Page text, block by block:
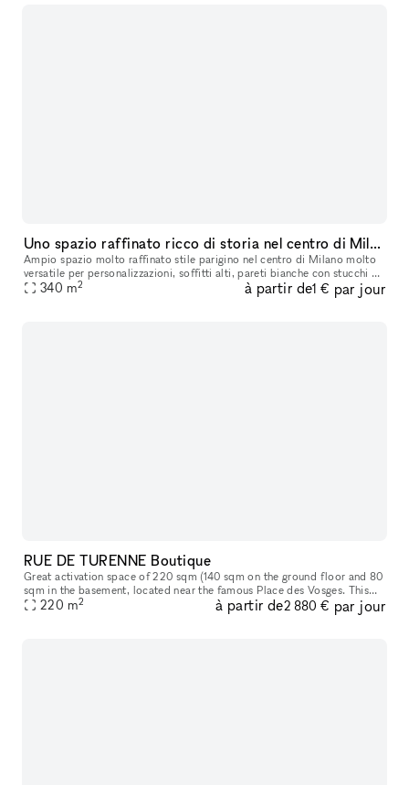
Uno spazio raffinato ricco di storia nel centro di Milano
Ampio spazio molto raffinato stile parigino nel centro di Milano molto
versatile per personalizzazioni, soffitti alti, pareti bianche con stucchi e
boiserie bianche, parquet in rovere d’epoca. Ricco
340 m2 à partir de1 € par jour
RUE DE TURENNE Boutique
Great activation space of 220 sqm (140 sqm on the ground floor and 80
sqm in the basement​,​ located near the famous Place des Vosges. This
space offers great storefront on a popular street in Paris
220 m2 à partir de2 880 € par jour